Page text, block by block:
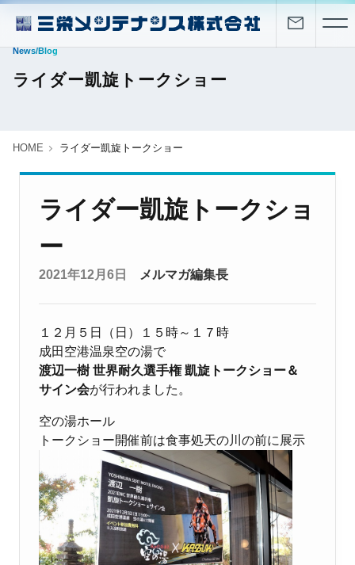
News/Blog
ライダー凱旋トークショー
HOME ライダー凱旋トークショー
ライダー凱旋トークショ
ー
2021年12月6日 メルマガ編集長
１２月５日（日）１５時～１７時
成田空港温泉空の湯で
渡辺一樹 世界耐久選手権 凱旋トークショー＆
サイン会が行われました。
空の湯ホール
トークショー開催前は食事処天の川の前に展示